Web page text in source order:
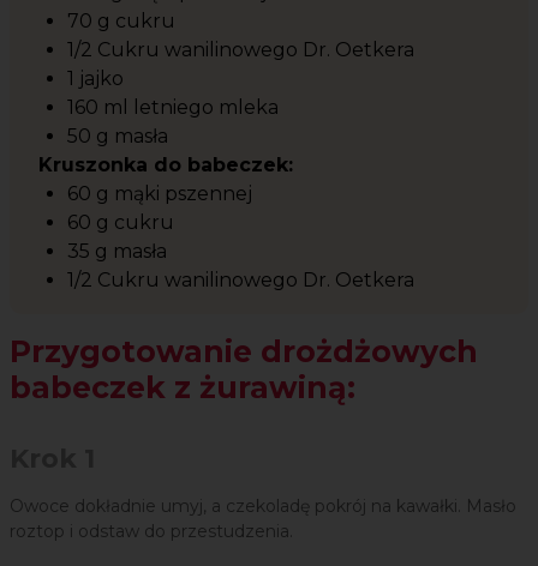
70 g cukru
1/2 Cukru wanilinowego Dr. Oetkera
1 jajko
160 ml letniego mleka
50 g masła
Kruszonka do babeczek:
60 g mąki pszennej
60 g cukru
35 g masła
1/2 Cukru wanilinowego Dr. Oetkera
Przygotowanie drożdżowych
babeczek z żurawiną:
Owoce dokładnie umyj, a czekoladę pokrój na kawałki. Masło
roztop i odstaw do przestudzenia.